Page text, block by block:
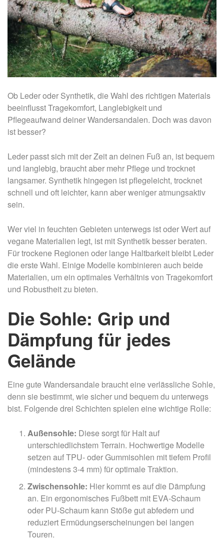
Ob Leder oder Synthetik, die Wahl des richtigen Materials
beeinflusst Tragekomfort, Langlebigkeit und
Pflegeaufwand deiner Wandersandalen. Doch was davon
ist besser?
Leder passt sich mit der Zeit an deinen Fuß an, ist bequem
und langlebig, braucht aber mehr Pflege und trocknet
langsamer. Synthetik hingegen ist pflegeleicht, trocknet
schnell und oft leichter, kann aber weniger atmungsaktiv
sein.
Wer viel in feuchten Gebieten unterwegs ist oder Wert auf
vegane Materialien legt, ist mit Synthetik besser beraten.
Für trockene Regionen oder lange Haltbarkeit bleibt Leder
die erste Wahl. Einige Modelle kombinieren auch beide
Materialien, um ein optimales Verhältnis von Tragekomfort
und Robustheit zu bieten.
Die Sohle: Grip und
Dämpfung für jedes
Gelände
Eine gute Wandersandale braucht eine verlässliche Sohle,
denn sie bestimmt, wie sicher und bequem du unterwegs
bist. Folgende drei Schichten spielen eine wichtige Rolle:
Außensohle: Diese sorgt für Halt auf
unterschiedlichstem Terrain. Hochwertige Modelle
setzen auf TPU- oder Gummisohlen mit tiefem Profil
(mindestens 3-4 mm) für optimale Traktion.
Zwischensohle: Hier kommt es auf die Dämpfung
an. Ein ergonomisches Fußbett mit EVA-Schaum
oder PU-Schaum kann Stöße gut abfedern und
reduziert Ermüdungserscheinungen bei langen
Touren.